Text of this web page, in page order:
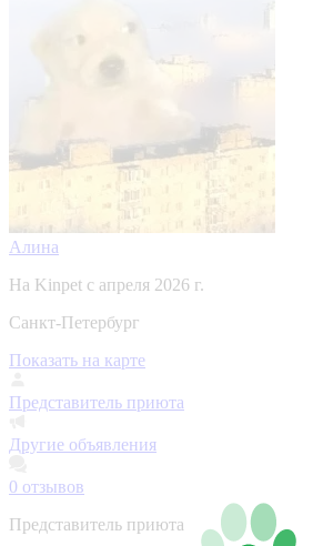
Алина
На Kinpet c апреля 2026 г.
Санкт-Петербург
Показать на карте
Представитель приюта
Другие объявления
0 отзывов
Представитель приюта